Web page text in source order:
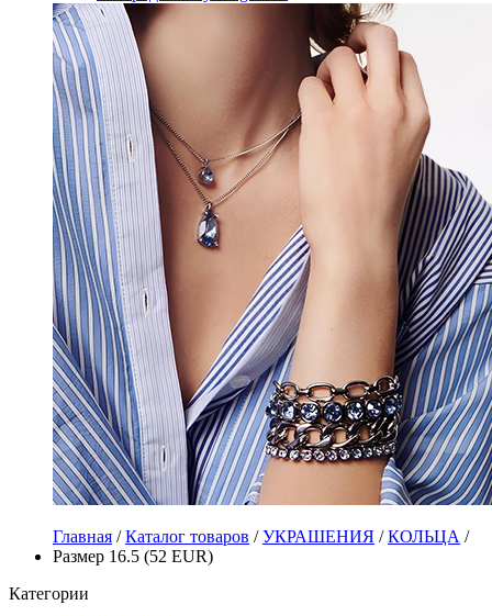
Главная /Каталог товаров /УКРАШЕНИЯ /КОЛЬЦА /
Размер 16.5 (52 EUR)
Категории